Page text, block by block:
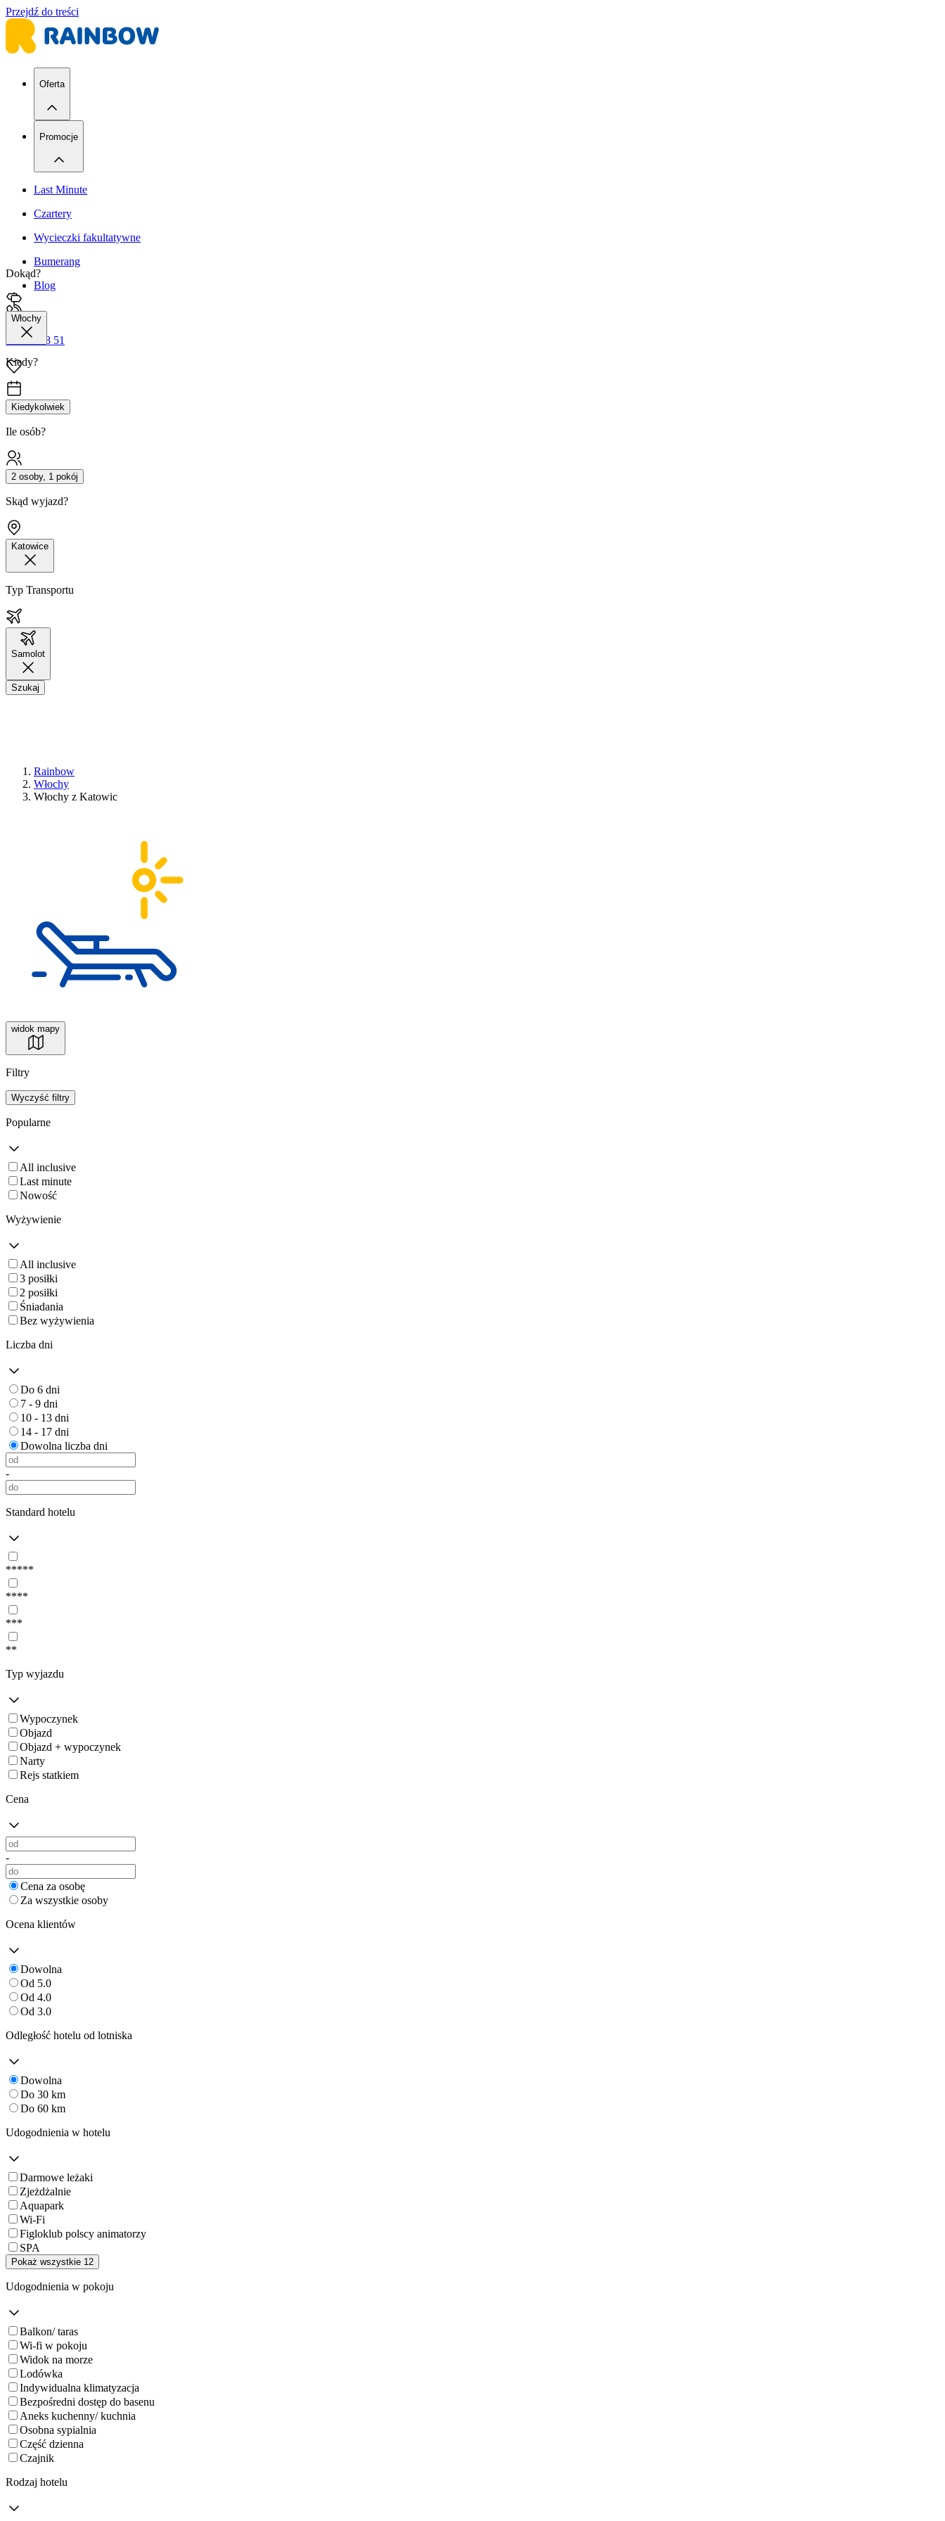
Przejdź do treści
Oferta
Promocje
Last Minute
Czartery
Wycieczki fakultatywne
Bumerang
Blog
42 680 38 51
Dokąd?
Włochy
Kiedy?
Kiedykolwiek
Ile osób?
2 osoby, 1 pokój
Skąd wyjazd?
Katowice
Typ Transportu
Samolot
Szukaj
Rainbow
Włochy
Włochy z Katowic
widok mapy
Filtry
Wyczyść filtry
Popularne
All inclusive
Last minute
Nowość
Wyżywienie
All inclusive
3 posiłki
2 posiłki
Śniadania
Bez wyżywienia
Liczba dni
Do 6 dni
7 - 9 dni
10 - 13 dni
14 - 17 dni
Dowolna liczba dni
-
Standard hotelu
*****
****
***
**
Typ wyjazdu
Wypoczynek
Objazd
Objazd + wypoczynek
Narty
Rejs statkiem
Cena
-
Cena za osobę
Za wszystkie osoby
Ocena klientów
Dowolna
Od 5.0
Od 4.0
Od 3.0
Odległość hotelu od lotniska
Dowolna
Do 30 km
Do 60 km
Udogodnienia w hotelu
Darmowe leżaki
Zjeżdżalnie
Aquapark
Wi-Fi
Figloklub polscy animatorzy
SPA
Pokaż wszystkie 12
Udogodnienia w pokoju
Balkon/ taras
Wi-fi w pokoju
Widok na morze
Lodówka
Indywidualna klimatyzacja
Bezpośredni dostęp do basenu
Aneks kuchenny/ kuchnia
Osobna sypialnia
Część dzienna
Czajnik
Rodzaj hotelu